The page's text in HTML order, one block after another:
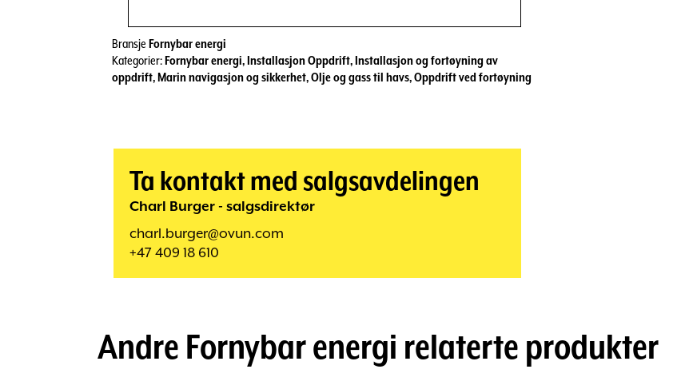
Bransje Fornybar energi
Kategorier:Fornybar energi,Installasjon Oppdrift,Installasjon og fortøyning av
oppdrift,Marin navigasjon og sikkerhet,Olje og gass til havs,Oppdrift ved fortøyning
Ta kontakt med salgsavdelingen
Charl Burger - salgsdirektør
charl.burger@ovun.com
+47 409 18 610
Andre Fornybar energi relaterte produkter